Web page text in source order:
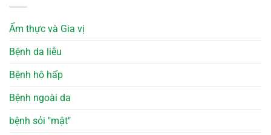
Ẩm thực và Gia vị
Bệnh da liễu
Bệnh hô hấp
Bệnh ngoài da
bệnh sỏi "mật"